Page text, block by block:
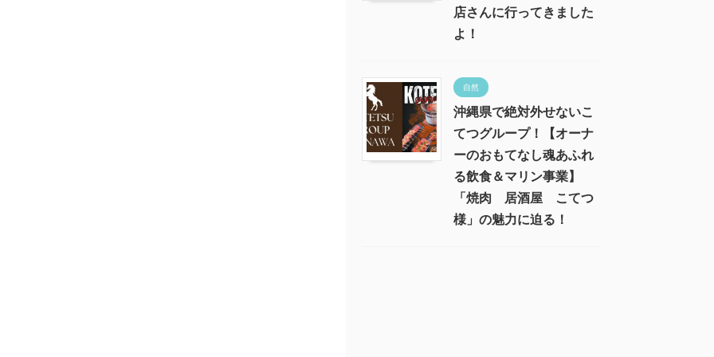
店さんに行ってきました
よ！
自然
沖縄県で絶対外せないこ
てつグループ！【オーナ
ーのおもてなし魂あふれ
る飲食＆マリン事業】
「焼肉 居酒屋 こてつ
様」の魅力に迫る！